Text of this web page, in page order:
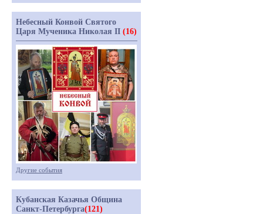
Небесный Конвой Святого
Царя Мученика Николая II (16)
Другие события
Кубанская Казачья Община
Санкт-Петербурга(121)